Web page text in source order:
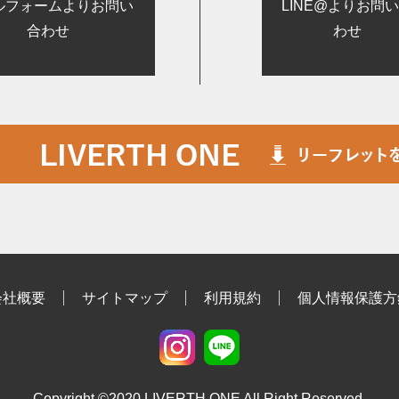
フォームよりお問い
合わせ
LINE@よりお問
わせ
概要 サイトマップ 利用規約 個人情報保護